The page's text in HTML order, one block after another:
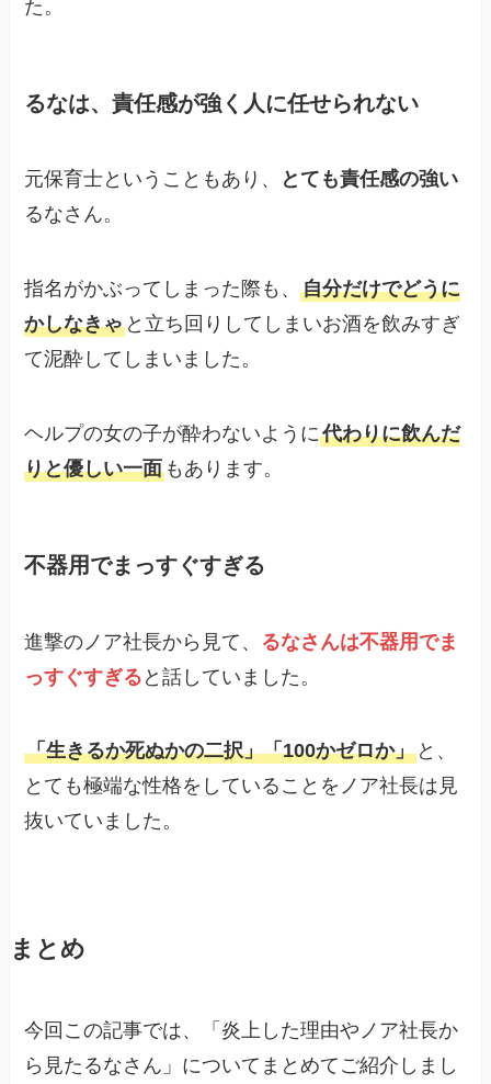
た。
るなは、責任感が強く人に任せられない
元保育士ということもあり、
とても責任感の強い
るなさん。
指名がかぶってしまった際も、自分だけでどうに
かしなきゃ と立ち回りしてしまいお酒を飲みすぎ
て泥酔してしまいました。
ヘルプの女の子が酔わないように代わりに飲んだ
りと優しい一面 もあります。
不器用でまっすぐすぎる
進撃のノア社長から見て、 るなさんは不器用でま
っすぐすぎる と話していました。
「生きるか死ぬかの二択」「100かゼロか」 と、
とても極端な性格をしていることをノア社長は見
抜いていました。
まとめ
今回この記事では、「炎上した理由やノア社長か
ら見たるなさん」についてまとめてご紹介しまし